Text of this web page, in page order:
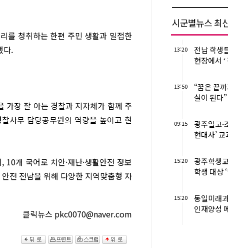
를 청취하는 한편 주민 생활과 밀접한
다.
가장 잘 아는 경찰과 지자체가 함께 주
사무 담당공무원의 역량을 높이고 현
개 국어로 치안·재난·생활안전 정보
전 전남을 위해 다양한 지역맞춤형 자
클릭뉴스 pkc0070@naver.com
시군별뉴스 최
13:20
전남 학생
현장에서
13:50
“꿈은 끝
실이 된다”
09:15
광주일고·
현대사’
15:20
광주학생
학생 대상
15:20
동일미래
인재양성